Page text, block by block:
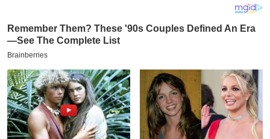
क्रि
के
I
P
L
2